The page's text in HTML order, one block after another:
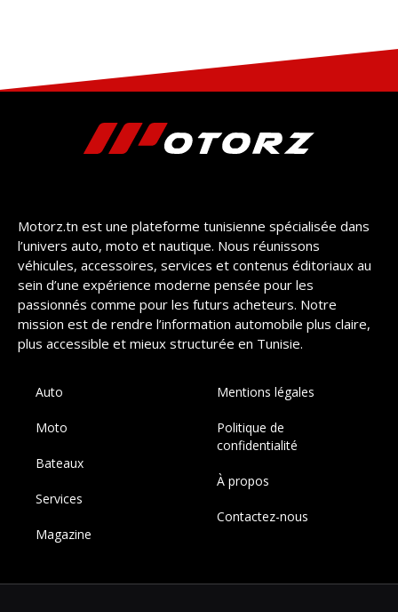
Motorz.tn est une plateforme tunisienne spécialisée dans
l’univers auto, moto et nautique. Nous réunissons
véhicules, accessoires, services et contenus éditoriaux au
sein d’une expérience moderne pensée pour les
passionnés comme pour les futurs acheteurs. Notre
mission est de rendre l’information automobile plus claire,
plus accessible et mieux structurée en Tunisie.
Auto
Moto
Bateaux
Services
Magazine
Mentions légales
Politique de
confidentialité
À propos
Contactez-nous